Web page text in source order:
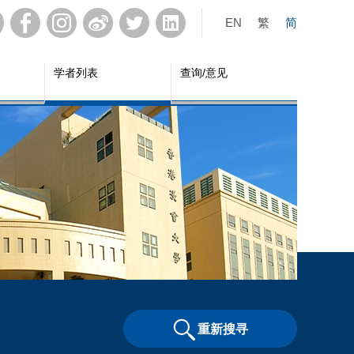
EN 繁 简
学者列表 查询/意见
重新搜寻